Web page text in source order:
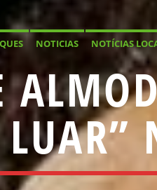
NOTICIAS NOTÍCIAS